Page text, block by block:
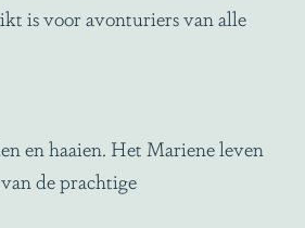
is voor avonturiers van alle
en haaien. Het Mariene leven
de prachtige